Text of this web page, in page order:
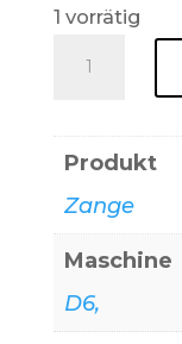
1 vorrätig
Menge
Produkt
Zange
Maschine
D6,